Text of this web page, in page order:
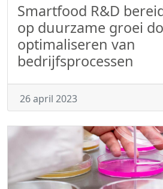
Smartfood R&D
op duurzame groei
optimaliseren van
bedrijfsprocessen
26 april 2023